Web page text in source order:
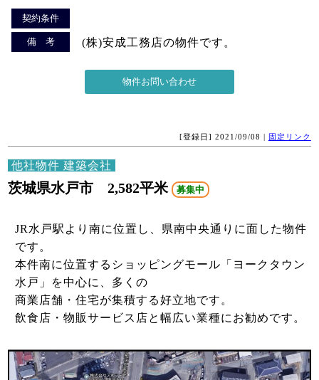
契約条件
備 考 (株)安成工務店の物件です。
[登録日] 2021/09/08 | 固定リンク
他社物件 建築会社
茨城県水戸市 2,582平米 募集中
JR水戸駅より南に位置し、県南中央通りに面した物件
です。
本件南に位置するショッピングモール「ヨークタウン
水戸」を中心に、多くの
商業店舗・住宅が集積する好立地です。
飲食店・物販サービス店と幅広い業種にお勧めです。